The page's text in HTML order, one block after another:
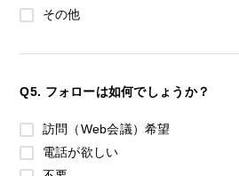
その他
Q5. フォローは如何でしょうか？
訪問（Web会議）希望
電話が欲しい